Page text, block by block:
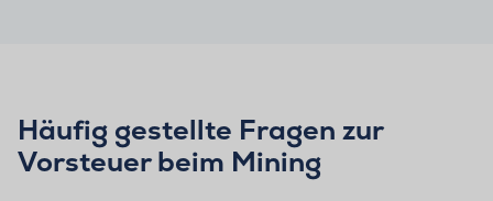
Häufig gestellte Fragen zur
Vorsteuer beim Mining